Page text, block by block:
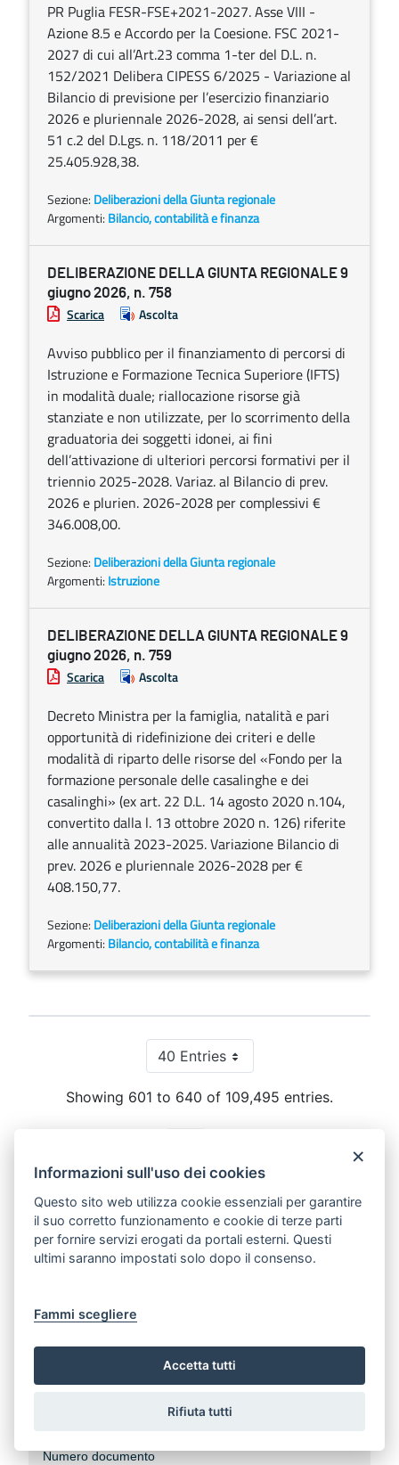
PR Puglia FESR-FSE+2021-2027. Asse VIII -
Azione 8.5 e Accordo per la Coesione. FSC 2021-
2027 di cui all’Art.23 comma 1-ter del D.L. n.
152/2021 Delibera CIPESS 6/2025 - Variazione al
Bilancio di previsione per l’esercizio finanziario
2026 e pluriennale 2026-2028, ai sensi dell’art.
51 c.2 del D.Lgs. n. 118/2011 per €
25.405.928,38.
Sezione: Deliberazioni della Giunta regionale
Argomenti: Bilancio, contabilità e finanza
DELIBERAZIONE DELLA GIUNTA REGIONALE 9
giugno 2026, n. 758
Scarica Ascolta
Avviso pubblico per il finanziamento di percorsi di
Istruzione e Formazione Tecnica Superiore (IFTS)
in modalità duale; riallocazione risorse già
stanziate e non utilizzate, per lo scorrimento della
graduatoria dei soggetti idonei, ai fini
dell’attivazione di ulteriori percorsi formativi per il
triennio 2025-2028. Variaz. al Bilancio di prev.
2026 e plurien. 2026-2028 per complessivi €
346.008,00.
Sezione: Deliberazioni della Giunta regionale
Argomenti: Istruzione
DELIBERAZIONE DELLA GIUNTA REGIONALE 9
giugno 2026, n. 759
Scarica Ascolta
Decreto Ministra per la famiglia, natalità e pari
opportunità di ridefinizione dei criteri e delle
modalità di riparto delle risorse del «Fondo per la
formazione personale delle casalinghe e dei
casalinghi» (ex art. 22 D.L. 14 agosto 2020 n.104,
convertito dalla l. 13 ottobre 2020 n. 126) riferite
alle annualità 2023-2025. Variazione Bilancio di
prev. 2026 e pluriennale 2026-2028 per €
408.150,77.
Sezione: Deliberazioni della Giunta regionale
Argomenti: Bilancio, contabilità e finanza
40 EntriesPer Page
Showing 601 to 640 of 109,495 entries.
Intermediate Pages
Cerca tra i documenti
Ricerca testuale
Ricerca estesa al contenuto
Data documento
Numero documento
×
Informazioni sull'uso dei cookies
Questo sito web utilizza cookie essenziali per garantire
il suo corretto funzionamento e cookie di terze parti
per fornire servizi erogati da portali esterni. Questi
ultimi saranno impostati solo dopo il consenso.
Fammi scegliere
Accetta tutti
Rifiuta tutti